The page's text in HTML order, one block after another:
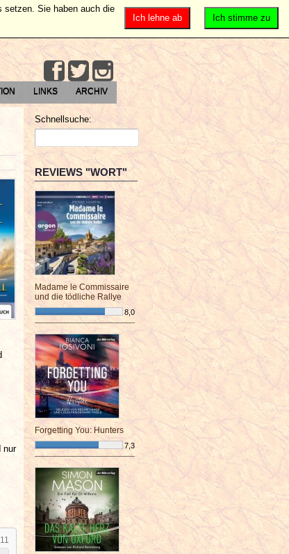
LINKS ARCHIV
nur
Schnellsuche:
REVIEWS "WORT"
Madame le Commissaire
und die tödliche Rallye
8,0
¯¯¯¯¯¯¯¯¯¯¯¯¯¯¯¯¯¯¯¯¯¯¯¯
Forgetting You: Hunters
7,3
¯¯¯¯¯¯¯¯¯¯¯¯¯¯¯¯¯¯¯¯¯¯¯¯
Ich stimme zu
Ich lehne ab
setzen. Sie haben auch die